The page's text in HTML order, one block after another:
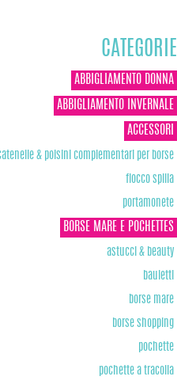
CATEGORIE
ABBIGLIAMENTO DONNA
ABBIGLIAMENTO INVERNALE
ACCESSORI
& polsini complementari per borse
fiocco spilla
portamonete
BORSE MARE E POCHETTES
astucci & beauty
bauletti
borse mare
borse shopping
pochette
pochette a tracolla